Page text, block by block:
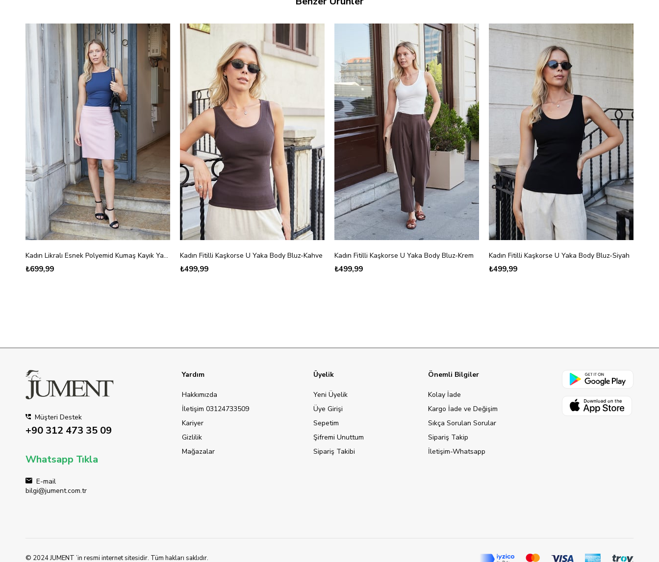
Kadın Likralı Esnek Polyemid Kumaş Kayık Yaka Kolsuz Body Bluz-Lacivert
₺699,99
Kadın Fitilli Kaşkorse U Yaka Body Bluz-Kahve
₺499,99
Kadın Fitilli Kaşkorse U Yaka Body Bluz-Krem
₺499,99
Kadın Fitilli Kaşkorse U Yaka Body Bluz-Siyah
₺499,99
Müşteri Destek
+90 312 473 35 09
Whatsapp Tıkla
E-mail
bilgi@jument.com.tr
Yardım
Hakkımızda
İletişim 03124733509
Kariyer
Gizlilik
Mağazalar
Üyelik
Yeni Üyelik
Üye Girişi
Sepetim
Şifremi Unuttum
Sipariş Takibi
Önemli Bilgiler
Kolay İade
Kargo İade ve Değişim
Sıkça Sorulan Sorular
Sipariş Takip
İletişim-Whatsapp
© 2024 JUMENT ’in resmi internet sitesidir. Tüm hakları saklıdır.